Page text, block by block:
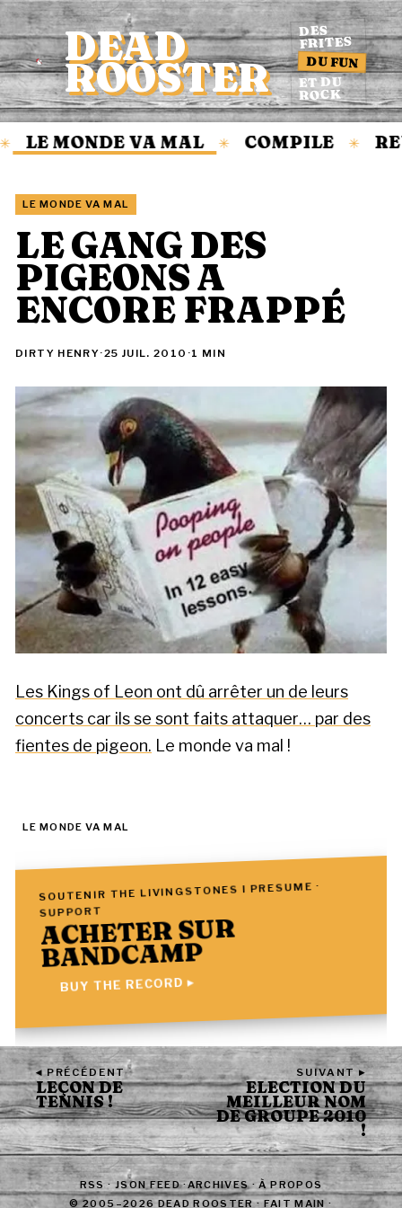
Accueil
DEAD
ROOSTER
DES
FRITES
DU FUN
ET DU
ROCK
LE MONDE VA MAL ✳ COMPILE ✳
LE MONDE VA MAL
LE GANG DES
PIGEONS A
ENCORE FRAPPÉ
DIRTY HENRY·25 JUIL. 2010 ·1 MIN
Les Kings of Leon ont dû arrêter un de leurs
concerts car ils se sont faits attaquer… par des
fientes de pigeon. Le monde va mal !
LE MONDE VA MAL
SOUTENIR THE LIVINGSTONES I PRESUME ·
SUPPORT
ACHETER SUR
BANDCAMP
BUY THE RECORD ▸
◂ PRÉCÉDENT
LEÇON DE
TENNIS !
SUIVANT ▸
ELECTION DU
MEILLEUR NOM
DE GROUPE 2010
!
RSS·JSON FEED·ARCHIVES·À PROPOS
© 2005–2026 DEAD ROOSTER · FAIT MAIN ·